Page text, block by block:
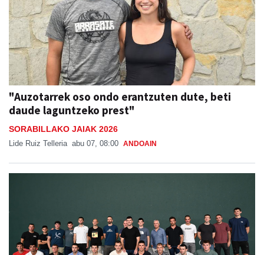
"Auzotarrek oso ondo erantzuten dute, beti
daude laguntzeko prest"
SORABILLAKO JAIAK 2026
Lide Ruiz Telleria abu 07, 08:00 ANDOAIN